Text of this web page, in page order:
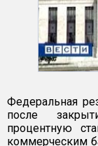
Федеральная
после
процентную
коммерческим